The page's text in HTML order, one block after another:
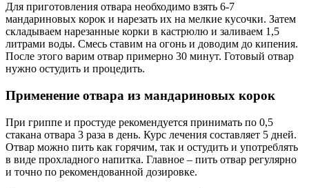
Для приготовления отвара необходимо взять 6-7
мандариновых корок и нарезать их на мелкие кусочки. Затем
складываем нарезанные корки в кастрюлю и заливаем 1,5
литрами воды. Смесь ставим на огонь и доводим до кипения.
После этого варим отвар примерно 30 минут. Готовый отвар
нужно остудить и процедить.
Применение отвара из мандариновых корок
При гриппе и простуде рекомендуется принимать по 0,5
стакана отвара 3 раза в день. Курс лечения составляет 5 дней.
Отвар можно пить как горячим, так и остудить и употреблять
в виде прохладного напитка. Главное – пить отвар регулярно
и точно по рекомендованной дозировке.